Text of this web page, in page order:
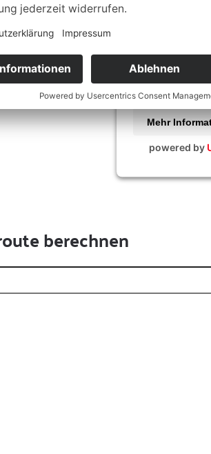
Wir
sammeln.
stimmen Sie
Mehr
powered by
berechnen